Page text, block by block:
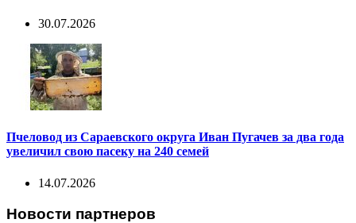
30.07.2026
Пчеловод из Сараевского округа Иван Пугачев за два года
увеличил свою пасеку на 240 семей
14.07.2026
Новости партнеров